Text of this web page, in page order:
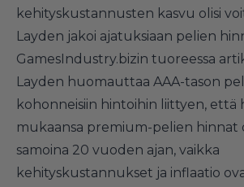
kehityskustannusten kasvu olisi
Layden jakoi ajatuksiaan pelien
GamesIndustry.bizin tuoreessa
Layden huomauttaa AAA-tason
kohonneisiin hintoihin liittyen, että
mukaansa premium-pelien hinnat
samoina 20 vuoden ajan, vaikka
kehityskustannukset ja inflaatio